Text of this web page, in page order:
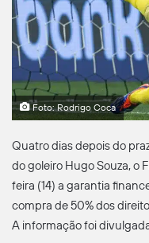
Foto: Rodrigo Coca
Quatro dias depois do
do goleiro Hugo Souza, o
feira (14) a garantia
compra de 50% dos
A informação foi